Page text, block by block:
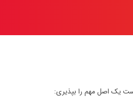
است یک اصل مهم را بپذیری: